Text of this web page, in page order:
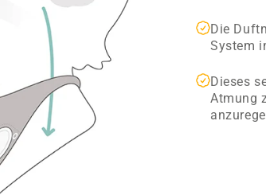
Die
System
Dieses
Atmung